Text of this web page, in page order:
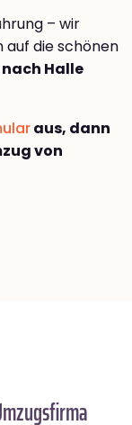
– wir
auf die schönen
Halle
aus, dann
von